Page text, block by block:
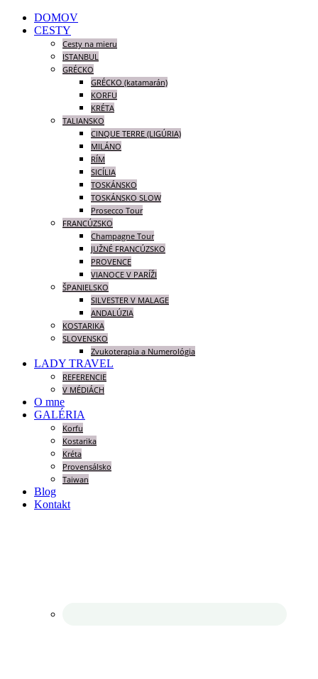
DOMOV
CESTY
Cesty na mieru
ISTANBUL
GRÉCKO
GRÉCKO (katamarán)
KORFU
KRÉTA
TALIANSKO
CINQUE TERRE (LIGÚRIA)
MILÁNO
RÍM
SICÍLIA
TOSKÁNSKO
TOSKÁNSKO SLOW
Prosecco Tour
FRANCÚZSKO
Champagne Tour
JUŽNÉ FRANCÚZSKO
PROVENCE
VIANOCE V PARÍŽI
ŠPANIELSKO
SILVESTER V MALAGE
ANDALÚZIA
KOSTARIKA
SLOVENSKO
Zvukoterapia a Numerológia
LADY TRAVEL
REFERENCIE
V MÉDIÁCH
O mne
GALÉRIA
Korfu
Kostarika
Kréta
Provensálsko
Taiwan
Blog
Kontakt